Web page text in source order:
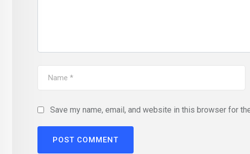
Save my name, email, and website in this browser for